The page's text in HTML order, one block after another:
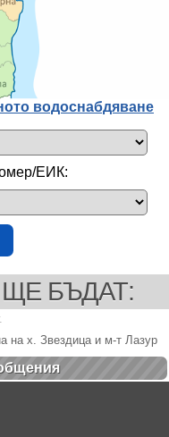
водоснабдяване
ЕИК:
БЪДАТ:
на х. Звездица и м-т Лазур